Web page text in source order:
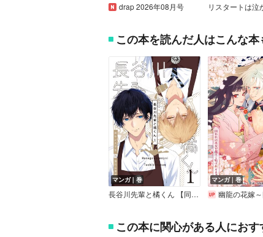
drap 2026年08月号
この本を読んだ人はこんな
マンガ｜巻
長谷川先輩と橘くん 【同人誌版】
マンガ｜巻
幽龍の花嫁～囚われの巫女が
この本に関心がある人にお